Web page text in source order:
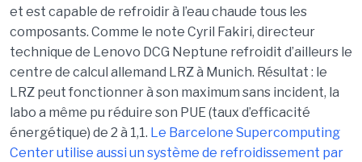
et est capable de refroidir à l’eau chaude tous les
composants. Comme le note Cyril Fakiri, directeur
technique de Lenovo DCG Neptune refroidit d’ailleurs le
centre de calcul allemand LRZ à Munich. Résultat : le
LRZ peut fonctionner à son maximum sans incident, la
labo a même pu réduire son PUE (taux d’efficacité
énergétique) de 2 à 1,1. Le Barcelone Supercomputing
Center utilise aussi un système de refroidissement par